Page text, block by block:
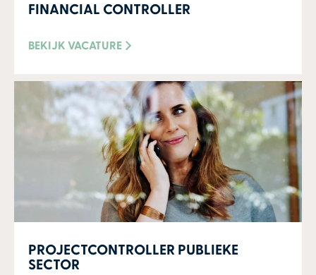
FINANCIAL CONTROLLER
BEKIJK VACATURE
PROJECTCONTROLLER PUBLIEKE
SECTOR